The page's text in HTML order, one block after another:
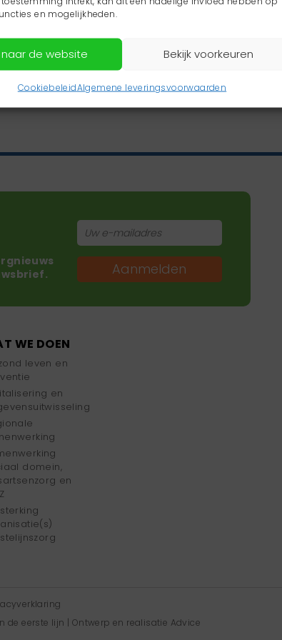
en mogelijkheden.
naar de website Bekijk voorkeuren
CookiebeleidAlgemene leveringsvoorwaarden
Aanmelden
WE DOEN
leven en
en
domein,
en
de eerste lijn | Ontwerp en realisatie Advice